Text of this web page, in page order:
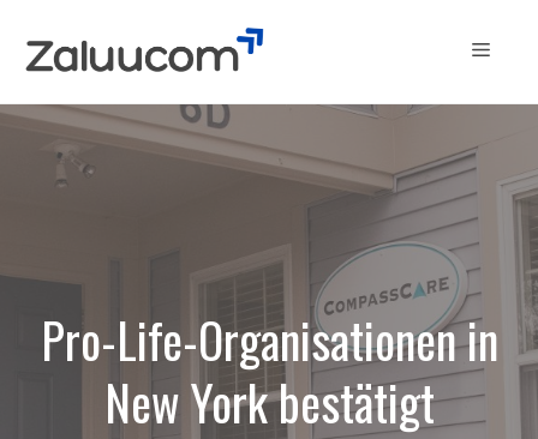
Menu
Pro-Life-Organisationen in
New York bestätigt